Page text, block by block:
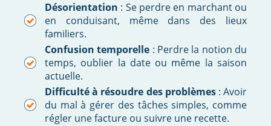
Désorientation : Se perdre en marchant ou
en conduisant, même dans des lieux
familiers.
Confusion temporelle : Perdre la notion du
temps, oublier la date ou même la saison
actuelle.
Difficulté à résoudre des problèmes : Avoir
du mal à gérer des tâches simples, comme
régler une facture ou suivre une recette.